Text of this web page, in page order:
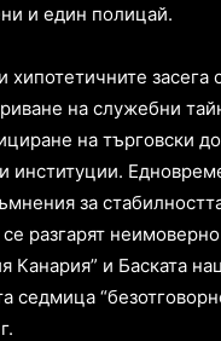
и един полицай.
засега
на служебни
на търговски
за
разгарят
Канария” и Баската
седмица